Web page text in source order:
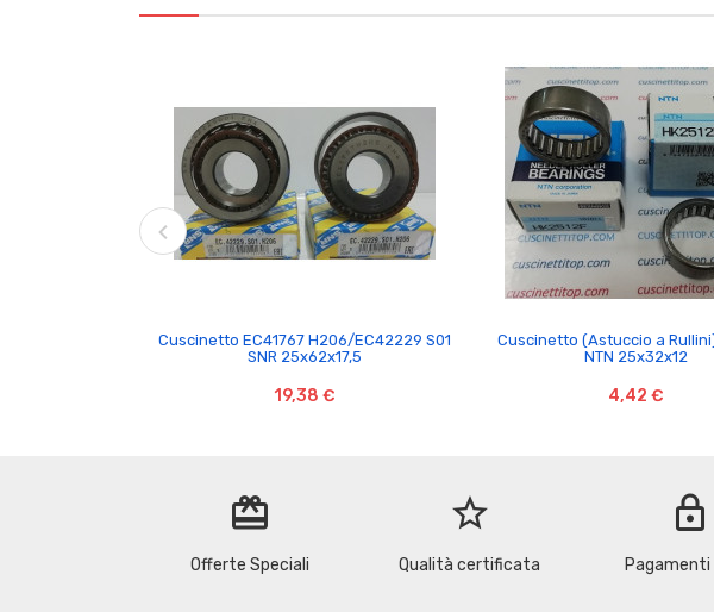

Cuscinetto EC41767 H206/EC42229 S01
SNR 25x62x17,5
19,38 €

Cuscinetto (Astuccio a
NTN 25x32x12
4,42 €
redeem
Offerte Speciali
star_border
Qualità certificata
lock
Pagamenti